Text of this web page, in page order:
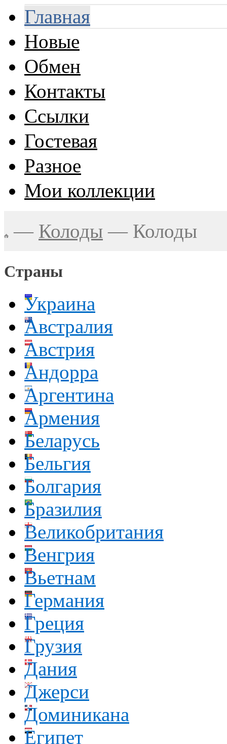
Главная
Новые
Обмен
Контакты
Ссылки
Гостевая
Разное
Мои коллекции
— Колоды — Колоды
Страны
Украина
Австралия
Австрия
Андорра
Аргентина
Армения
Беларусь
Бельгия
Болгария
Бразилия
Великобритания
Венгрия
Вьетнам
Германия
Греция
Грузия
Дания
Джерси
Доминикана
Египет